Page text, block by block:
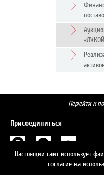
Перейти к
Присоединиться
Настоящий сайт использует
согласие на